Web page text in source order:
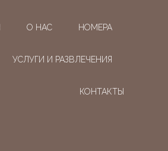
О НАС НОМЕРА
УСЛУГИ И РАЗВЛЕЧЕНИЯ
КОНТАКТЫ